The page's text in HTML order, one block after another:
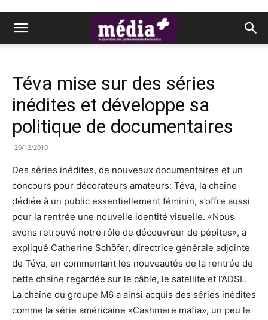
Téva mise sur des séries
inédites et développe sa
politique de documentaires
20/12/2010
Des séries inédites, de nouveaux documentaires et un
concours pour décorateurs amateurs: Téva, la chaîne
dédiée à un public essentiellement féminin, s’offre aussi
pour la rentrée une nouvelle identité visuelle. «Nous
avons retrouvé notre rôle de découvreur de pépites», a
expliqué Catherine Schöfer, directrice générale adjointe
de Téva, en commentant les nouveautés de la rentrée de
cette chaîne regardée sur le câble, le satellite et l’ADSL.
La chaîne du groupe M6 a ainsi acquis des séries inédites
comme la série américaine «Cashmere mafia», un peu le